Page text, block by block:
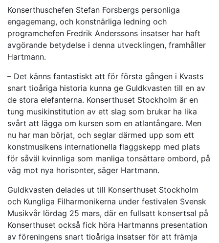
Konserthuschefen Stefan Forsbergs personliga
engagemang, och konstnärliga ledning och
programchefen Fredrik Anderssons insatser har haft
avgörande betydelse i denna utvecklingen, framhåller
Hartmann.
– Det känns fantastiskt att för första gången i Kvasts
snart tioåriga historia kunna ge Guldkvasten till en av
de stora elefanterna. Konserthuset Stockholm är en
tung musikinstitution av ett slag som brukar ha lika
svårt att lägga om kursen som en atlantångare. Men
nu har man börjat, och seglar därmed upp som ett
konstmusikens internationella flaggskepp med plats
för såväl kvinnliga som manliga tonsättare ombord, på
väg mot nya horisonter, säger Hartmann.
Guldkvasten delades ut till Konserthuset Stockholm
och Kungliga Filharmonikerna under festivalen Svensk
Musikvår lördag 25 mars, där en fullsatt konsertsal på
Konserthuset också fick höra Hartmanns presentation
av föreningens snart tioåriga insatser för att främja